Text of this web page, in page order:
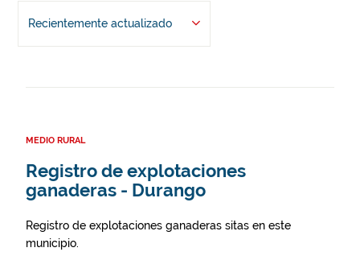
Recientemente actualizado
MEDIO RURAL
Registro de explotaciones
ganaderas - Durango
Registro de explotaciones ganaderas sitas en este
municipio.